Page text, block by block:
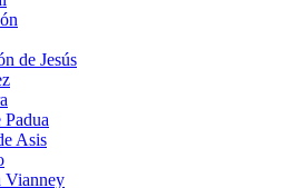
de Jesús
Asis
Vianney